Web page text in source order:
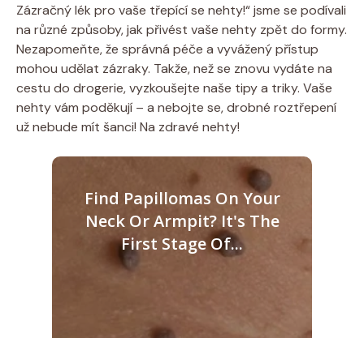
Zázračný lék pro vaše třepící se nehty!“ jsme se podívali
na různé způsoby, jak přivést vaše nehty zpět do formy.
Nezapomeňte, že správná péče a vyvážený přístup
mohou udělat zázraky. Takže, než se znovu vydáte na
cestu do drogerie, vyzkoušejte naše tipy a triky. Vaše
nehty vám poděkují – a nebojte se, drobné roztřepení
už nebude mít šanci! Na zdravé nehty!
Find Papillomas On Your
Neck Or Armpit? It's The
First Stage Of...